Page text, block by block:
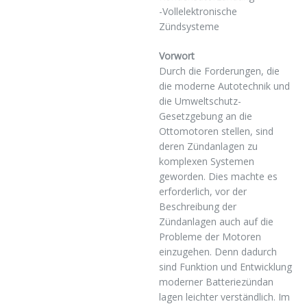
-Vollelektronische
Zündsysteme
Vorwort
Durch die Forderungen, die
die moderne Autotechnik und
die Umweltschutz-
Gesetzgebung an die
Ottomotoren stellen, sind
deren Zündanlagen zu
komplexen Systemen
geworden. Dies machte es
erforderlich, vor der
Beschreibung der
Zündanlagen auch auf die
Probleme der Motoren
einzugehen. Denn dadurch
sind Funktion und Entwicklung
moderner Batteriezündan
lagen leichter verständlich. Im